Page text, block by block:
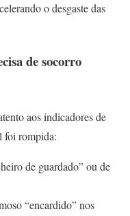
o desgaste das
de socorro
aos indicadores de
foi rompida:
de guardado” ou de
“encardido” nos